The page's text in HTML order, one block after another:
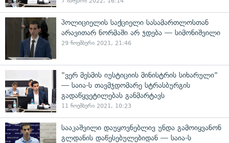
პოლიციელის საქციელი სასამართლოსთან
არავითარ ნორმაში არ ჯდება — სიმონიშვილი
29 ნოემბერი 2021, 21:46
"ვერ მესმის იუსტიციის მინისტრის სიხარული"
— საია-ს თავმჯდომარე სტრასბურგის
გადაწყვეტილებას განმარტავს
11 ნოემბერი 2021, 10:23
სააკაშვილი დაუყოვნებლივ უნდა გამოიყვანონ
გლდანის დაწესებულებიდან — საია-ს